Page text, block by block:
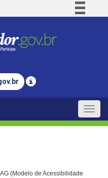
Comunica BR
Legislação
Toggle
(Modelo de Acessibilidade